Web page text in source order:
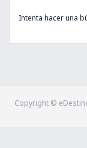
Intenta hacer una
Copyright ©